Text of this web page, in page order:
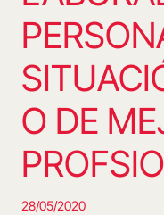
O DE
28/05/2020